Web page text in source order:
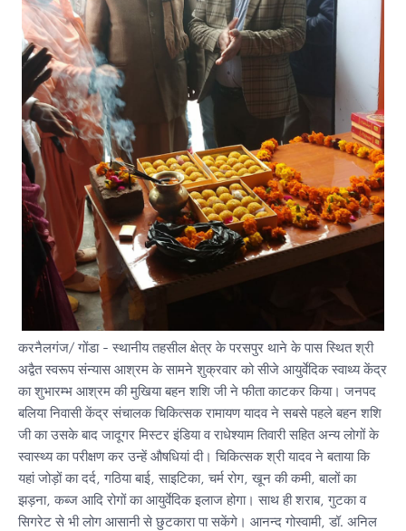
करनैलगंज/ गोंडा - स्थानीय तहसील क्षेत्र के परसपुर थाने के पास स्थित श्री
अद्वैत स्वरूप संन्यास आश्रम के सामने शुक्रवार को सीजे आयुर्वेदिक स्वाथ्य केंद्र
का शुभारम्भ आश्रम की मुखिया बहन शशि जी ने फीता काटकर किया। जनपद
बलिया निवासी केंद्र संचालक चिकित्सक रामायण यादव ने सबसे पहले बहन शशि
जी का उसके बाद जादूगर मिस्टर इंडिया व राधेश्याम तिवारी सहित अन्य लोगों के
स्वास्थ्य का परीक्षण कर उन्हें औषधियां दी। चिकित्सक श्री यादव ने बताया कि
यहां जोड़ों का दर्द, गठिया बाई, साइटिका, चर्म रोग, खून की कमी, बालों का
झड़ना, कब्ज आदि रोगों का आयुर्वेदिक इलाज होगा। साथ ही शराब, गुटका व
सिगरेट से भी लोग आसानी से छुटकारा पा सकेंगे। आनन्द गोस्वामी, डॉ. अनिल